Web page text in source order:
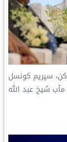
سپریم کونسل
شیخ عبد اللہ